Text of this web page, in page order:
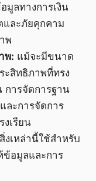
มูลทางการเงิน
และภัยคุกคาม
พ
พ: แม้จะมีขนาด
ะสิทธิภาพที่ทรง
การจัดการฐาน
ละการจัดการ
งเรียน
สิ่งเหล่านี้ใช้สำหรับ
ข้อมูลและการ